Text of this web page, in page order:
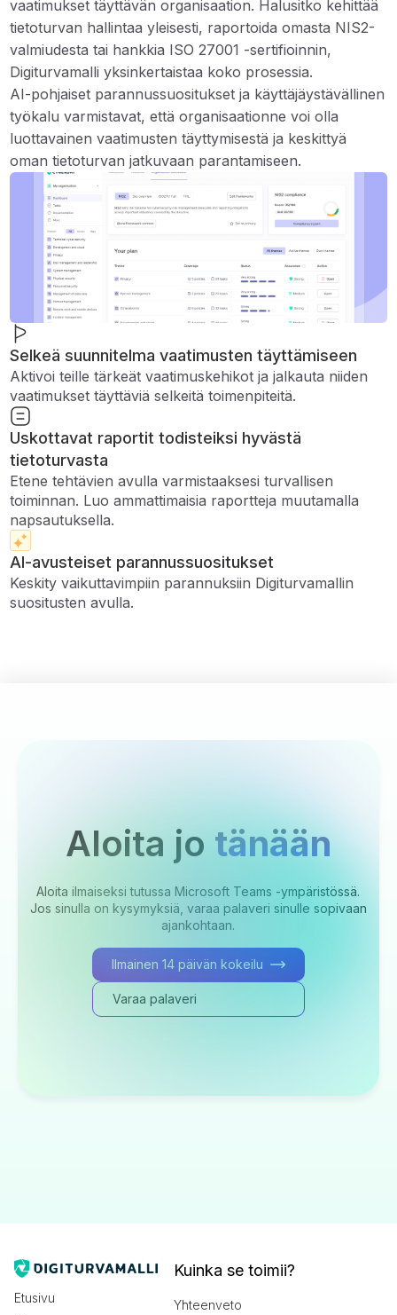
vaatimukset täyttävän organisaation. Halusitko kehittää
tietoturvan hallintaa yleisesti, raportoida omasta NIS2-
valmiudesta tai hankkia ISO 27001 -sertifioinnin,
Digiturvamalli yksinkertaistaa koko prosessia.
AI-pohjaiset parannussuositukset ja käyttäjäystävällinen
työkalu varmistavat, että organisaationne voi olla
luottavainen vaatimusten täyttymisestä ja keskittyä
oman tietoturvan jatkuvaan parantamiseen.
Selkeä suunnitelma vaatimusten täyttämiseen
Aktivoi teille tärkeät vaatimuskehikot ja jalkauta niiden
vaatimukset täyttäviä selkeitä toimenpiteitä.
Uskottavat raportit todisteiksi hyvästä
tietoturvasta
Etene tehtävien avulla varmistaaksesi turvallisen
toiminnan. Luo ammattimaisia ​​raportteja muutamalla
napsautuksella.
AI-avusteiset parannussuositukset
Keskity vaikuttavimpiin parannuksiin Digiturvamallin
suositusten avulla.
Aloita jo tänään
Aloita ilmaiseksi tutussa Microsoft Teams -ympäristössä.
Jos sinulla on kysymyksiä, varaa palaveri sinulle sopivaan
ajankohtaan.
Ilmainen 14 päivän kokeilu
Varaa palaveri
Etusivu
Kuinka se toimii?
Yhteenveto